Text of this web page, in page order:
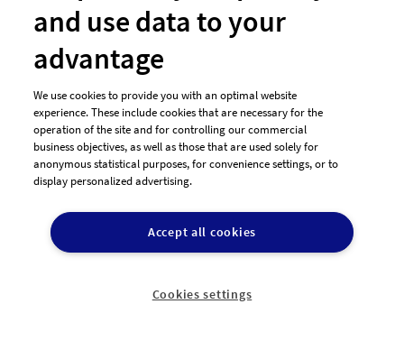
hochwertiges,
klassisch-zeitlos;
Hauptsächlich
behandelte Tierarten sollten mit
abgebildet/schematisch dargestellt sein (Kuh, Hund,
Katze); Tiere gerne in Bewegung, schwungvoll
verspie..
Preisgeld
and use data to your
advantage
We use cookies to provide you with an optimal website
experience. These include cookies that are necessary for the
operation of the site and for controlling our commercial
business objectives, as well as those that are used solely for
anonymous statistical purposes, for convenience settings, or to
display personalized advertising.
Accept all cookies
Cookies settings